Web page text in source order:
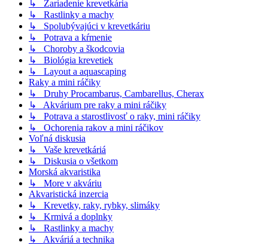
↳ Zariadenie krevetkária
↳ Rastlinky a machy
↳ Spolubývajúci v krevetkáriu
↳ Potrava a kŕmenie
↳ Choroby a škodcovia
↳ Biológia krevetiek
↳ Layout a aquascaping
Raky a mini ráčiky
↳ Druhy Procambarus, Cambarellus, Cherax
↳ Akvárium pre raky a mini ráčiky
↳ Potrava a starostlivosť o raky, mini ráčiky
↳ Ochorenia rakov a mini ráčikov
Voľná diskusia
↳ Vaše krevetkáriá
↳ Diskusia o všetkom
Morská akvaristika
↳ More v akváriu
Akvaristická inzercia
↳ Krevetky, raky, rybky, slimáky
↳ Krmivá a doplnky
↳ Rastlinky a machy
↳ Akváriá a technika